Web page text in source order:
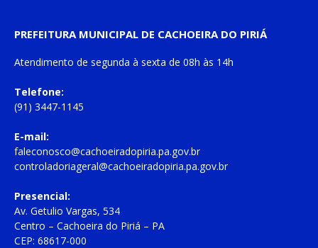
PREFEITURA MUNICIPAL DE CACHOEIRA DO PIRIÁ
Atendimento de segunda à sexta de 08h às 14h
Telefone:
(91) 3447-1145
E-mail:
faleconosco@cachoeiradopiria.pa.gov.br
controladoriageral@cachoeiradopiria.pa.gov.br
Presencial:
Av. Getulio Vargas, 534
Centro – Cachoeira do Piriá – PA
CEP: 68617-000